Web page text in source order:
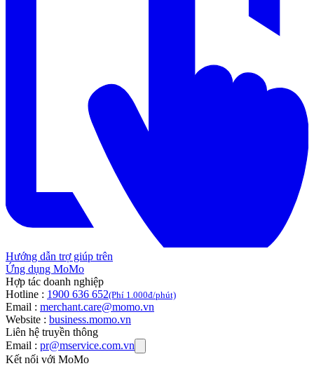
Hướng dẫn trợ giúp trên
Ứng dụng MoMo
Hợp tác doanh nghiệp
Hotline : 1900 636 652(Phí 1.000đ/phút)
Email : merchant.care@momo.vn
Website : business.momo.vn
Liên hệ truyền thông
Email : pr@mservice.com.vn
Kết nối với MoMo